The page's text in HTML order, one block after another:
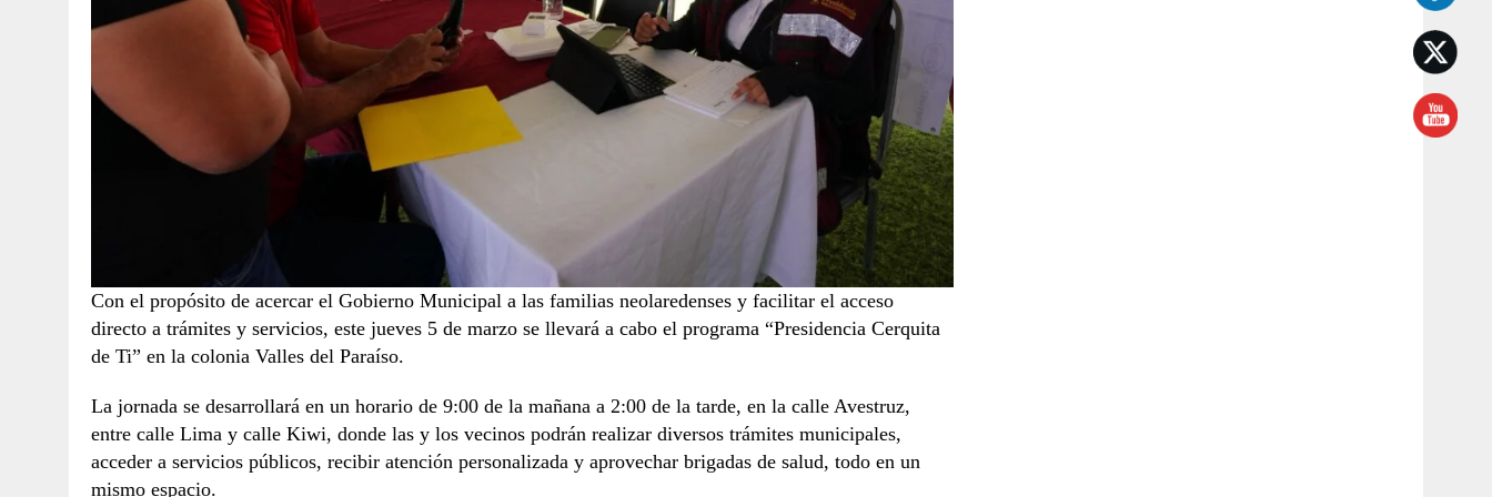
Con el propósito de acercar el Gobierno Municipal a las familias neolaredenses y facilitar el acceso
directo a trámites y servicios, este jueves 5 de marzo se llevará a cabo el programa “Presidencia Cerquita
de Ti” en la colonia Valles del Paraíso.
La jornada se desarrollará en un horario de 9:00 de la mañana a 2:00 de la tarde, en la calle Avestruz,
entre calle Lima y calle Kiwi, donde las y los vecinos podrán realizar diversos trámites municipales,
acceder a servicios públicos, recibir atención personalizada y aprovechar brigadas de salud, todo en un
mismo espacio.